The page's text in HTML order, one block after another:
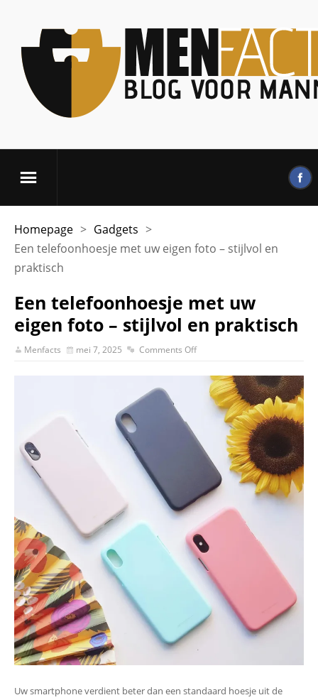
Homepage > Gadgets >
Een telefoonhoesje met uw eigen foto – stijlvol en
praktisch
Een telefoonhoesje met uw
eigen foto – stijlvol en praktisch
Menfacts mei 7, 2025 Comments Off
Uw smartphone verdient beter dan een standaard hoesje uit de